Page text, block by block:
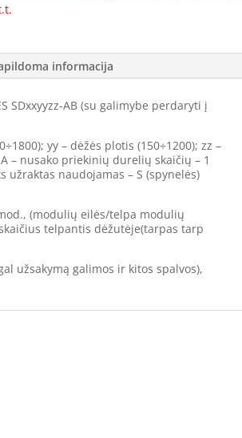
informacija
SDxxyyzz-AB (su galimybe perdaryti į
yy – dėžės plotis (150÷1200); zz –
– nusako priekinių durelių skaičių – 1
užraktas naudojamas – S (spynelės)
(modulių eilės/telpa modulių
telpantis dėžutėje(tarpas tarp
užsakymą galimos ir kitos spalvos),